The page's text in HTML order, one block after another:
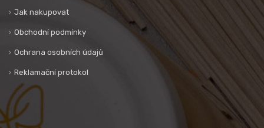
Jak nakupovat
Obchodní podmínky
Ochrana osobních údajů
Reklamační protokol